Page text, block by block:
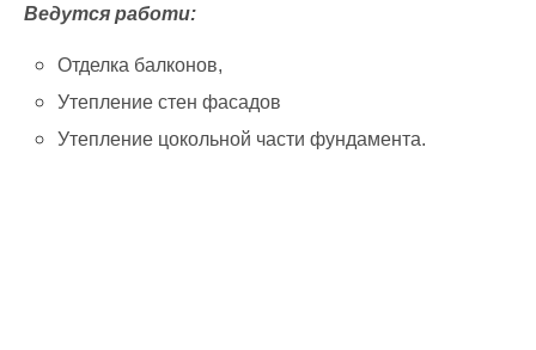
Ведутся работи:
Отделка балконов,
Утепление стен фасадов
Утепление цокольной части фундамента.